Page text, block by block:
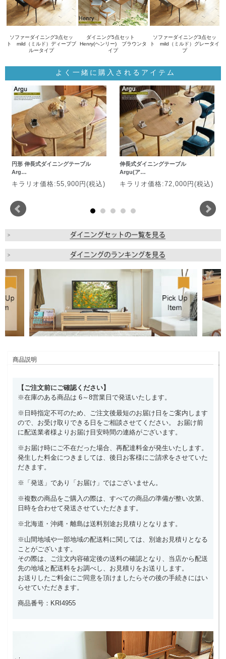
ソファーダイニング3点セッ
ト mild（ミルド）ディープブ
ルータイプ
ダイニング5点セット
Henry(ヘンリー) ブラウンタ
イプ
ソファーダイニング3点セッ
ト mild（ミルド）グレータイ
プ
よく一緒に購入されるアイテム
円形 伸長式ダイニングテーブル
Arg…
キラリオ価格:55,900円(税込)
伸長式ダイニングテーブル
Argu(ア…
キラリオ価格:72,000円(税込)
商品説明
【ご注文前にご確認ください】
※在庫のある商品は 6～8営業日で発送いたします。
※日時指定不可のため、ご注文後最短のお届け日をご案内します
ので、お受け取りできる日をご相談させてください。 お届け前
に配送業者様よりお届け目安時間の連絡がございます。
※お届け時にご不在だった場合、再配達料金が発生いたします。
発生した料金につきましては、後日お客様にご請求をさせていた
だきます。
※「発送」であり「お届け」ではございません。
※複数の商品をご購入の際は、すべての商品の準備が整い次第、
日時を合わせて発送させていただきます。
※北海道・沖縄・離島は送料別途お見積りとなります。
※山間地域や一部地域の配送料に関しては、別途お見積りとなる
ことがございます。
その際は、ご注文内容確定後の送料の確認となり、当店から配送
先の地域と配送料をお調べし、お見積りをお送りします。
お送りしたご料金にご同意を頂けましたらその後の手続きにはい
らせていただきます。
商品番号：KRI4955